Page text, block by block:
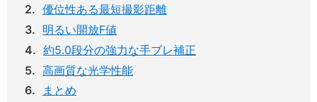
優位性ある最短撮影距離
明るい開放F値
約5.0段分の強力な手ブレ補正
高画質な光学性能
まとめ